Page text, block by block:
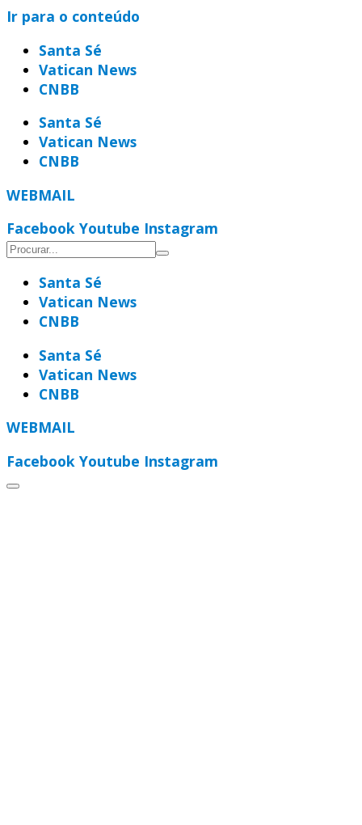
Ir para o conteúdo
Santa Sé
Vatican News
CNBB
Santa Sé
Vatican News
CNBB
WEBMAIL
Facebook Youtube Instagram
Santa Sé
Vatican News
CNBB
Santa Sé
Vatican News
CNBB
WEBMAIL
Facebook Youtube Instagram